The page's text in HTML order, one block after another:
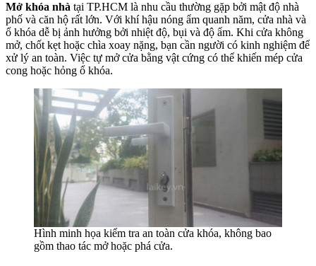
Mở khóa nhà tại TP.HCM là nhu cầu thường gặp bởi mật độ nhà
phố và căn hộ rất lớn. Với khí hậu nóng ẩm quanh năm, cửa nhà và
ổ khóa dễ bị ảnh hưởng bởi nhiệt độ, bụi và độ ẩm. Khi cửa không
mở, chốt kẹt hoặc chìa xoay nặng, bạn cần người có kinh nghiệm để
xử lý an toàn. Việc tự mở cửa bằng vật cứng có thể khiến mép cửa
cong hoặc hỏng ổ khóa.
Hình minh họa kiểm tra an toàn cửa khóa, không bao
gồm thao tác mở hoặc phá cửa.